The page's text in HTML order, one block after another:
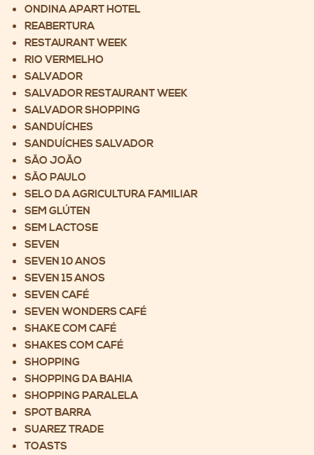
ONDINA APART HOTEL
REABERTURA
RESTAURANT WEEK
RIO VERMELHO
SALVADOR
SALVADOR RESTAURANT WEEK
SALVADOR SHOPPING
SANDUÍCHES
SANDUÍCHES SALVADOR
SÃO JOÃO
SÃO PAULO
SELO DA AGRICULTURA FAMILIAR
SEM GLÚTEN
SEM LACTOSE
SEVEN
SEVEN 10 ANOS
SEVEN 15 ANOS
SEVEN CAFÉ
SEVEN WONDERS CAFÉ
SHAKE COM CAFÉ
SHAKES COM CAFÉ
SHOPPING
SHOPPING DA BAHIA
SHOPPING PARALELA
SPOT BARRA
SUAREZ TRADE
TOASTS